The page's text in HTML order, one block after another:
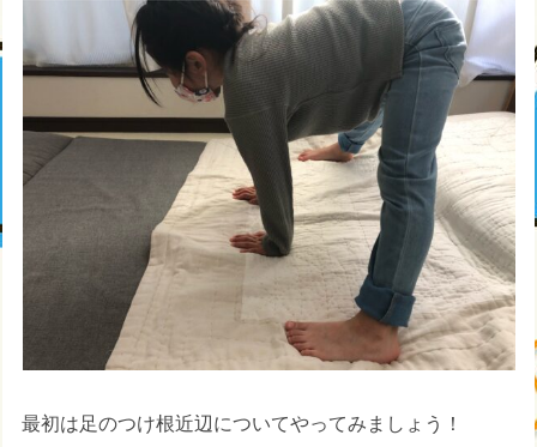
最初は足のつけ根近辺についてやってみましょう！